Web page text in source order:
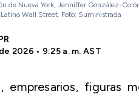
de Nueva York, Jenniffer González-
Wall Street. Foto: Suministrada
2026 • 9:25 a. m. AST
empresarios, figuras